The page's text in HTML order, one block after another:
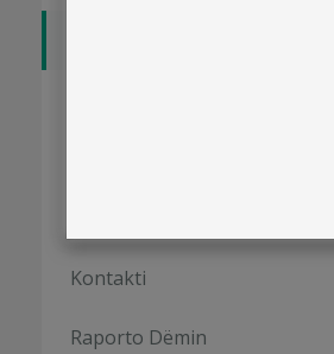
Kontakti
Raporto Dëmin